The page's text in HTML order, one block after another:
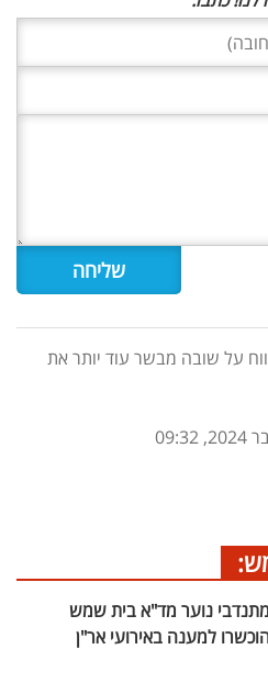
על שובה מבשר עוד יותר את
מתנדבי נוער מד"א בית שמש
למענה באירועי אר"ן